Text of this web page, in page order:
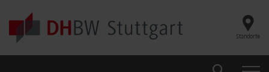
Skip to main content
Standorte